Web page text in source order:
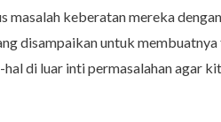
masalah keberatan mereka
disampaikan untuk
di luar inti permasalahan agar